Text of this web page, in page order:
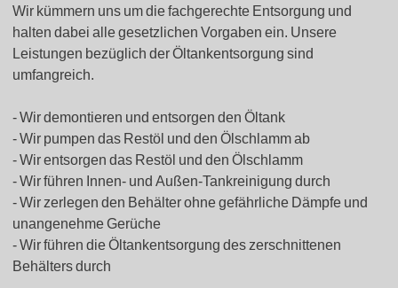
Wir kümmern uns um die fachgerechte Entsorgung und
halten dabei alle gesetzlichen Vorgaben ein. Unsere
Leistungen bezüglich der Öltankentsorgung sind
umfangreich.
Wir demontieren und entsorgen den Öltank
Wir pumpen das Restöl und den Ölschlamm ab
Wir entsorgen das Restöl und den Ölschlamm
Wir führen Innen- und Außen-Tankreinigung durch
Wir zerlegen den Behälter ohne gefährliche Dämpfe und
unangenehme Gerüche
Wir führen die Öltankentsorgung des zerschnittenen
Behälters durch